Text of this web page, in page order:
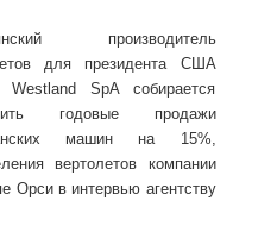
производитель
для президента США
Westland SpA собирается
годовые продажи
машин на 15%,
вертолетов компании
Орси в интервью агентству